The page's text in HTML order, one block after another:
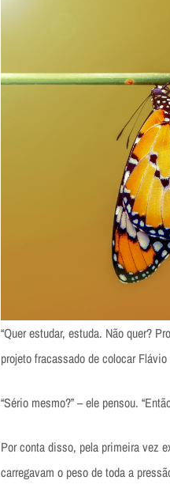
“Quer estudar, estuda. Não quer?
projeto fracassado de colocar Flávio
“Sério mesmo?” – ele pensou.
Por conta disso, pela primeira vez
carregavam o peso de toda a